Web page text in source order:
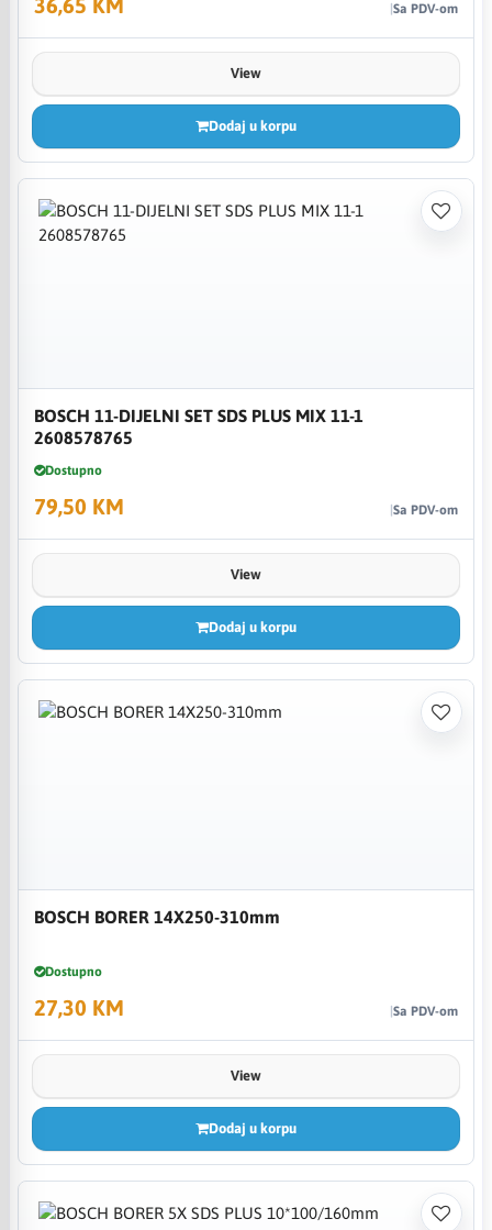
Sa PDV-om
View
Dodaj u korpu
BOSCH 11-DIJELNI SET SDS PLUS MIX 11-1
2608578765
Dostupno
79,50 KM Sa PDV-om
View
Dodaj u korpu
BOSCH BORER 14X250-310mm
Dostupno
27,30 KM Sa PDV-om
View
Dodaj u korpu